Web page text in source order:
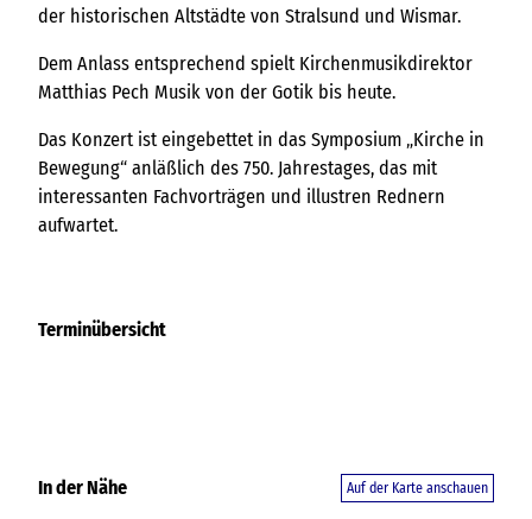
der historischen Altstädte von Stralsund und Wismar.
Dem Anlass entsprechend spielt Kirchenmusikdirektor
Matthias Pech Musik von der Gotik bis heute.
Das Konzert ist eingebettet in das Symposium „Kirche in
Bewegung“ anläßlich des 750. Jahrestages, das mit
interessanten Fachvorträgen und illustren Rednern
aufwartet.
Terminübersicht
In der Nähe Auf der Karte anschauen